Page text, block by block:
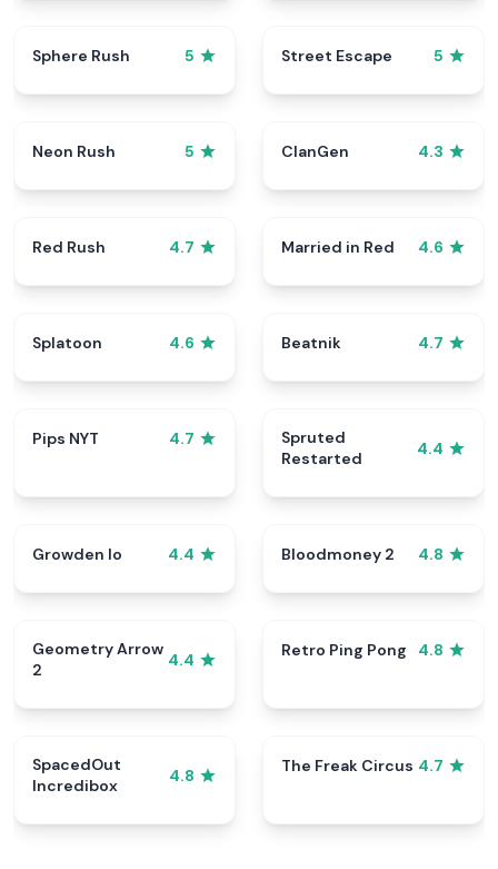
Sphere Rush 5 Street Escape 5
Neon Rush 5 ClanGen 4.3
Red Rush 4.7 Married in Red 4.6
Splatoon 4.6 Beatnik 4.7
Pips NYT 4.7
Spruted
Restarted
4.4
Growden Io 4.4 Bloodmoney 2 4.8
Geometry Arrow
2
4.4
Retro Ping Pong 4.8
SpacedOut
Incredibox
4.8
The Freak Circus 4.7